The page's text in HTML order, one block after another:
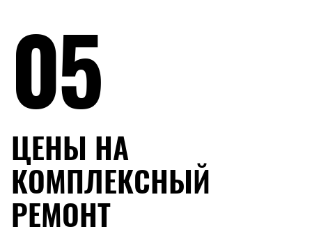
05
ЦЕНЫ НА
КОМПЛЕКСНЫЙ
РЕМОНТ